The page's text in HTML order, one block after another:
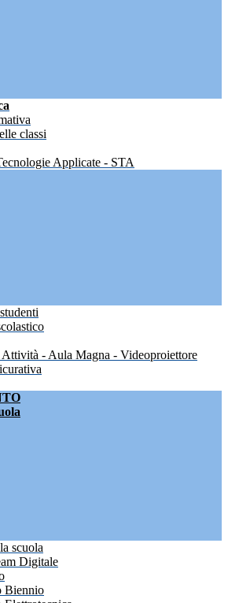
classi
Applicate - STA
Attività - Aula Magna - Videoproiettore
scuola
Digitale
Biennio